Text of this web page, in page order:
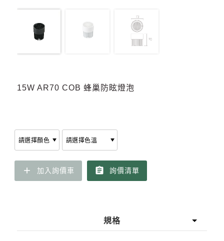
15W AR70 COB 蜂巢防眩燈泡
add 加入詢價車 assignment 詢價清單
規格